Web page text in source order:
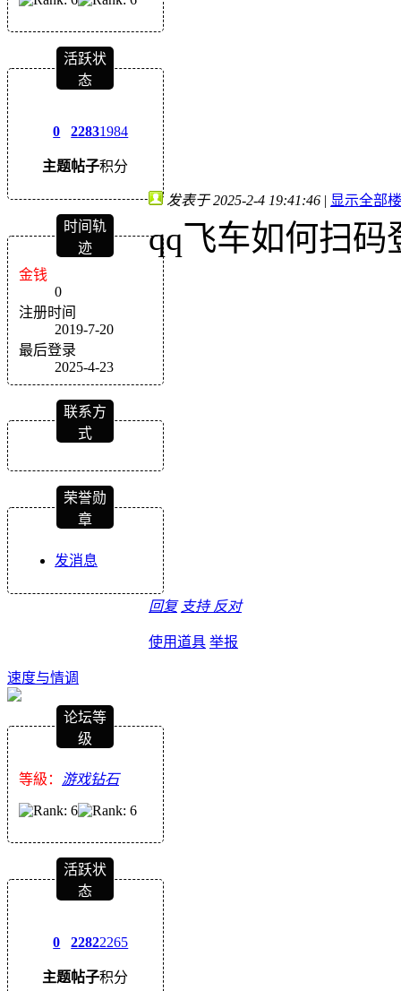
活跃状
态
0
主题
2283
帖子
1984
积分
时间轨
迹
金钱
0
注册时间
2019-7-20
最后登录
2025-4-23
联系方
式
荣誉勋
章
发消息
发表于 2025-2-4 19:41:46 | 显示全部
qq飞车如何扫码
回复 支持 反对
使用道具 举报
速度与情调
论坛等
级
等級： 游戏钻石
活跃状
态
0
主题
2282
帖子
2265
积分